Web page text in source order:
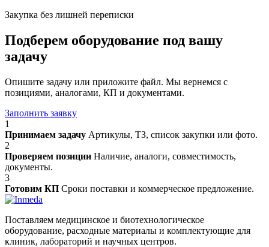
Закупка без лишней переписки
Подберем оборудование под вашу
задачу
Опишите задачу или приложите файл. Мы вернемся с
позициями, аналогами, КП и документами.
Заполнить заявку
1
Принимаем задачу Артикулы, ТЗ, список закупки или фото.
2
Проверяем позиции Наличие, аналоги, совместимость,
документы.
3
Готовим КП Сроки поставки и коммерческое предложение.
Поставляем медицинское и биотехнологическое
оборудование, расходные материалы и комплектующие для
клиник, лабораторий и научных центров.